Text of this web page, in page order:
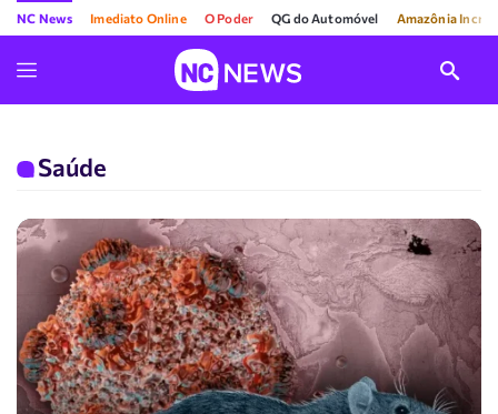
NC News Imediato Online O Poder QG do Automóvel Amazônia
Saúde